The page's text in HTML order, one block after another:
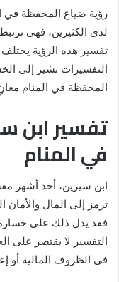
رؤية ضياع المحفظة في
لدى الكثيرين، فهي
تفسير هذه الرؤية
التفسيرات تشير إلى
المحفظة في المنام
تفسير ابن
في المنام
ابن سيرين، أحد أشهر
ترمز إلى المال
فقد يدل ذلك على خسارة
التفسير لا يقتصر على
في الظروف المالية أو